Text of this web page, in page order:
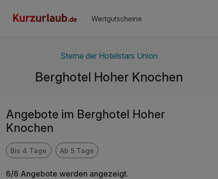
Wertgutscheine
Sterne der Hotelstars Union
Berghotel Hoher Knochen
Angebote im Berghotel Hoher
Knochen
Bis 4 Tage Ab 5 Tage
6/6 Angebote werden angezeigt.